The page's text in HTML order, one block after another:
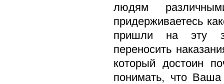
людям
придерживаетесь
пришли на эту
переносить
который достоин
понимать, что Ваша